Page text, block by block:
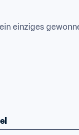
einziges